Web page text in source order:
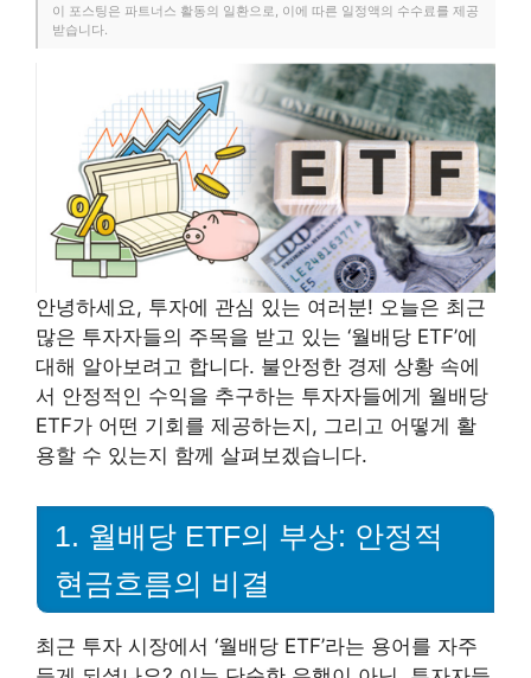
이 포스팅은 파트너스 활동의 일환으로, 이에 따른 일정액의 수수료를 제공
받습니다.
안녕하세요, 투자에 관심 있는 여러분! 오늘은 최근
많은 투자자들의 주목을 받고 있는 ‘월배당 ETF’에
대해 알아보려고 합니다. 불안정한 경제 상황 속에
서 안정적인 수익을 추구하는 투자자들에게 월배당
ETF가 어떤 기회를 제공하는지, 그리고 어떻게 활
용할 수 있는지 함께 살펴보겠습니다.
1. 월배당 ETF의 부상: 안정적
현금흐름의 비결
최근 투자 시장에서 ‘월배당 ETF’라는 용어를 자주